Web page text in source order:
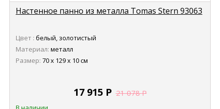
Настенное панно из металла Tomas Stern 93063
Цвет : белый, золотистый
Материал: металл
Размер: 70 х 129 х 10 см
17 915 Р 21 078Р